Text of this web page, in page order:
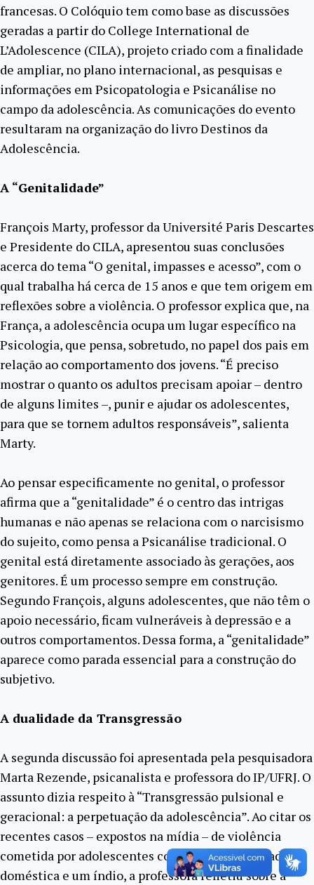
francesas. O Colóquio tem como base as discussões
geradas a partir do College International de
L’Adolescence (CILA), projeto criado com a finalidade
de ampliar, no plano internacional, as pesquisas e
informações em Psicopatologia e Psicanálise no
campo da adolescência. As comunicações do evento
resultaram na organização do livro Destinos da
Adolescência.
A “Genitalidade”
François Marty, professor da Université Paris Descartes
e Presidente do CILA, apresentou suas conclusões
acerca do tema “O genital, impasses e acesso”, com o
qual trabalha há cerca de 15 anos e que tem origem em
reflexões sobre a violência. O professor explica que, na
França, a adolescência ocupa um lugar específico na
Psicologia, que pensa, sobretudo, no papel dos pais em
relação ao comportamento dos jovens. “É preciso
mostrar o quanto os adultos precisam apoiar – dentro
de alguns limites –, punir e ajudar os adolescentes,
para que se tornem adultos responsáveis”, salienta
Marty.
Ao pensar especificamente no genital, o professor
afirma que a “genitalidade” é o centro das intrigas
humanas e não apenas se relaciona com o narcisismo
do sujeito, como pensa a Psicanálise tradicional. O
genital está diretamente associado às gerações, aos
genitores. É um processo sempre em construção.
Segundo François, alguns adolescentes, que não têm o
apoio necessário, ficam vulneráveis à depressão e a
outros comportamentos. Dessa forma, a “genitalidade”
aparece como parada essencial para a construção do
subjetivo.
A dualidade da Transgressão
A segunda discussão foi apresentada pela pesquisadora
Marta Rezende, psicanalista e professora do IP/UFRJ. O
assunto dizia respeito à “Transgressão pulsional e
geracional: a perpetuação da adolescência”. Ao citar os
recentes casos – expostos na mídia – de violência
cometida por adolescentes contra uma empregada
doméstica e um índio, a professora refletiu sobre a